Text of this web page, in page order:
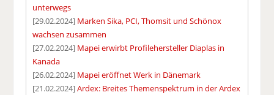
unterwegs
[29.02.2024] Marken Sika, PCI, Thomsit und Schönox
wachsen zusammen
[27.02.2024] Mapei erwirbt Profilehersteller Diaplas in
Kanada
[26.02.2024] Mapei eröffnet Werk in Dänemark
[21.02.2024]Ardex: Breites Themenspektrum in der Ardex